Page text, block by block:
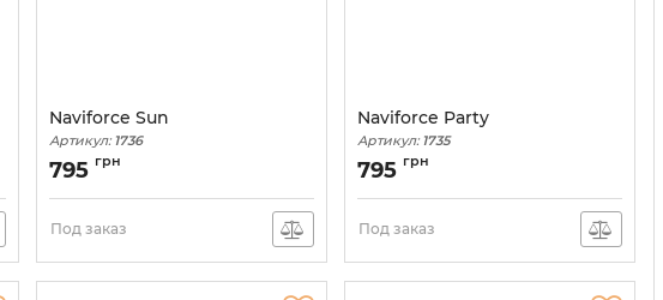
Naviforce Sun
Артикул:1736
795 грн
Под заказ
Naviforce Party
Артикул:1735
795 грн
Под заказ